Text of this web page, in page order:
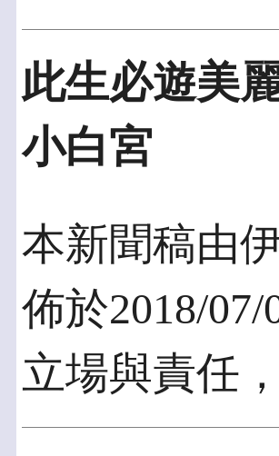
此生必遊美
小白宮
本新聞稿由
佈於2018/
立場與責任